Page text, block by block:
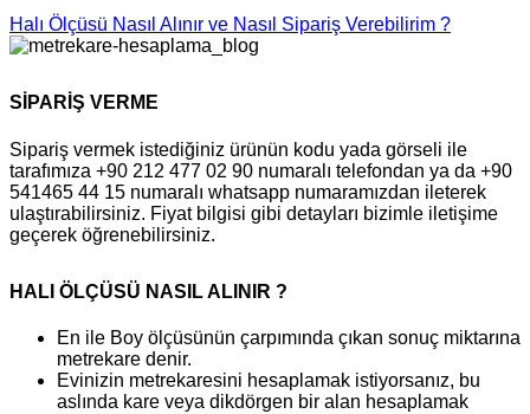
Halı Ölçüsü Nasıl Alınır ve Nasıl Sipariş Verebilirim ?
SİPARİŞ VERME
Sipariş vermek istediğiniz ürünün kodu yada görseli ile
tarafımıza +90 212 477 02 90 numaralı telefondan ya da +90
541465 44 15 numaralı whatsapp numaramızdan ileterek
ulaştırabilirsiniz. Fiyat bilgisi gibi detayları bizimle iletişime
geçerek öğrenebilirsiniz.
HALI ÖLÇÜSÜ NASIL ALINIR ?
En ile Boy ölçüsünün çarpımında çıkan sonuç miktarına
metrekare denir.
Evinizin metrekaresini hesaplamak istiyorsanız, bu
aslında kare veya dikdörgen bir alan hesaplamak